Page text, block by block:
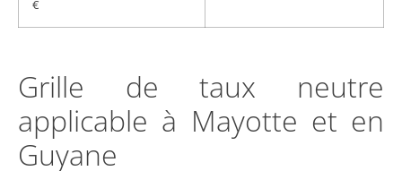
€
Grille de taux neutre
applicable à Mayotte et en
Guyane